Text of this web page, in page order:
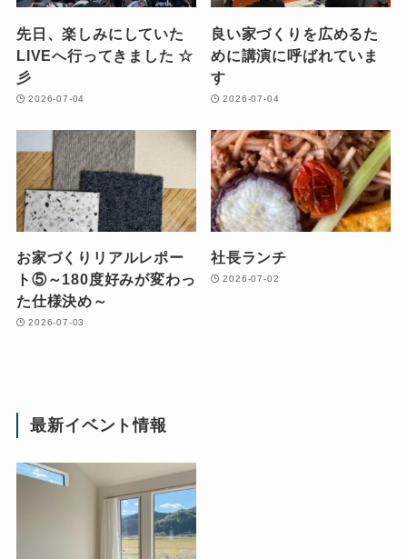
先日、楽しみにしていた
LIVEへ行ってきました ☆
彡
2026-07-04
良い家づくりを広めるた
めに講演に呼ばれていま
す
2026-07-04
お家づくりリアルレポー
ト⑤～180度好みが変わっ
た仕様決め～
2026-07-03
社長ランチ
2026-07-02
最新イベント情報